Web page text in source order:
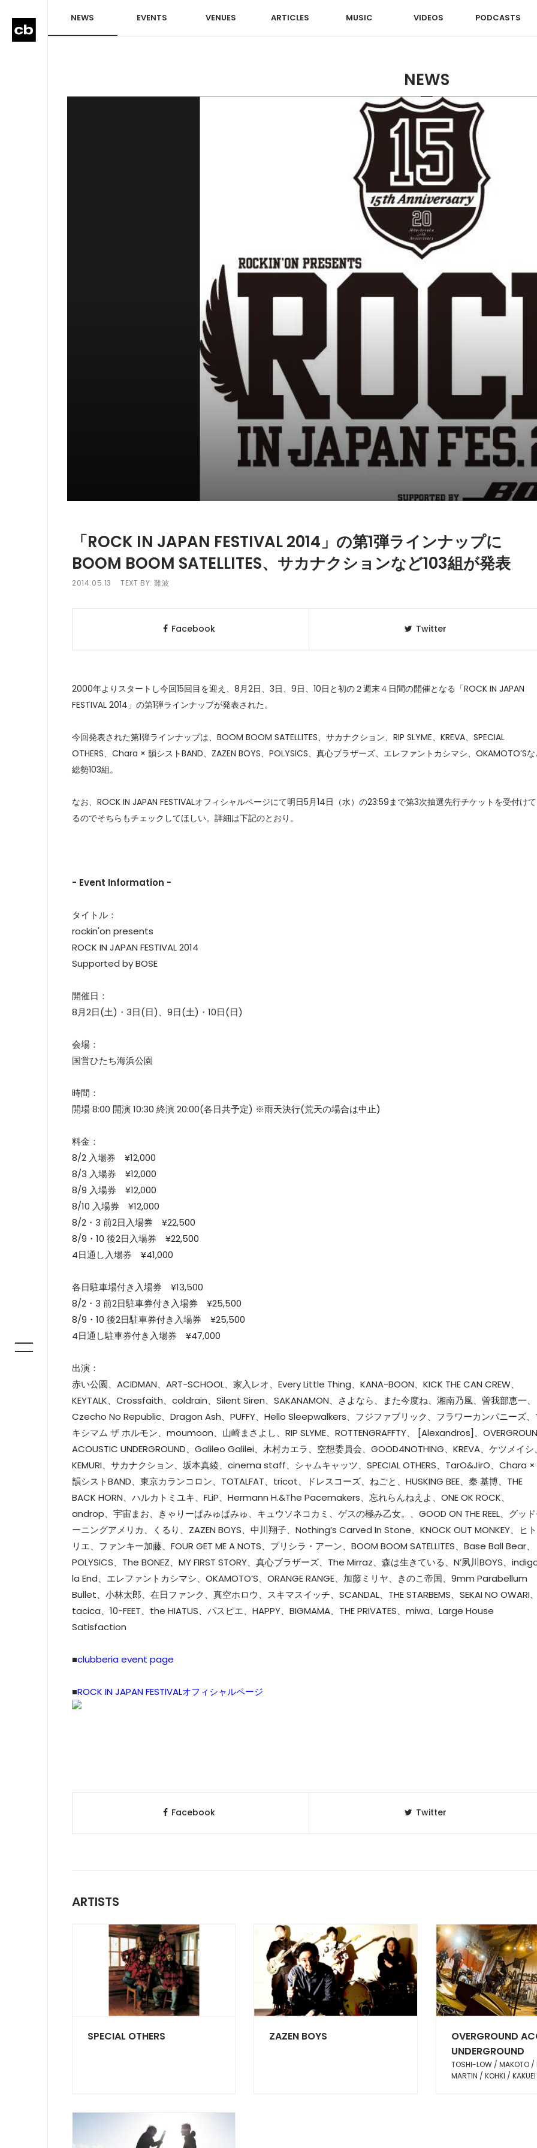
NEWS EVENTS VENUES ARTICLES MUSIC VIDEOS PODCASTS
NEWS
「ROCK IN JAPAN FESTIVAL 2014」の第1弾ラインナップに
BOOM BOOM SATELLITES、サカナクションなど103組が発表
2014.05.13 TEXT BY:難波
Facebook Twitter
2000年よりスタートし今回15回目を迎え、8月2日、3日、9日、10日と初の２週末４日間の開催となる「ROCK IN JAPAN
FESTIVAL 2014」の第1弾ラインナップが発表された。
今回発表された第1弾ラインナップは、BOOM BOOM SATELLITES、サカナクション、RIP SLYME、KREVA、SPECIAL
OTHERS、Chara × 韻シストBAND、ZAZEN BOYS、POLYSICS、真心ブラザーズ、エレファントカシマシ、OKAMOTO’S
総勢103組。
なお、ROCK IN JAPAN FESTIVALオフィシャルページにて明日5月14日（水）の23:59まで第3次抽選先行チケットを受付け
るのでそちらもチェックしてほしい。詳細は下記のとおり。
- Event Information -
タイトル：
rockin'on presents
ROCK IN JAPAN FESTIVAL 2014
Supported by BOSE
開催日：
8月2日(土)・3日(日)、9日(土)・10日(日)
会場：
国営ひたち海浜公園
時間：
開場 8:00 開演 10:30 終演 20:00(各日共予定) ※雨天決行(荒天の場合は中止)
料金：
8/2 入場券 ¥12,000
8/3 入場券 ¥12,000
8/9 入場券 ¥12,000
8/10 入場券 ¥12,000
8/2・3 前2日入場券 ¥22,500
8/9・10 後2日入場券 ¥22,500
4日通し入場券 ¥41,000
各日駐車場付き入場券 ¥13,500
8/2・3 前2日駐車券付き入場券 ¥25,500
8/9・10 後2日駐車券付き入場券 ¥25,500
4日通し駐車券付き入場券 ¥47,000
出演：
赤い公園、ACIDMAN、ART-SCHOOL、家入レオ、Every Little Thing、KANA-BOON、KICK THE CAN CREW、
KEYTALK、Crossfaith、coldrain、Silent Siren、SAKANAMON、さよなら、また今度ね、湘南乃風、曽我部恵一、
Czecho No Republic、Dragon Ash、PUFFY、Hello Sleepwalkers、フジファブリック、フラワーカンパニーズ、
キシマム ザ ホルモン、moumoon、山崎まさよし、RIP SLYME、ROTTENGRAFFTY、 [Alexandros]、
ACOUSTIC UNDERGROUND、Galileo Galilei、木村カエラ、空想委員会、GOOD4NOTHING、KREVA、ケツメイシ、
KEMURI、サカナクション、坂本真綾、cinema staff、シャムキャッツ、SPECIAL OTHERS、TarO&JirO、Chara ×
韻シストBAND、東京カランコロン、TOTALFAT、tricot、ドレスコーズ、ねごと、HUSKING BEE、秦 基博、THE
BACK HORN、ハルカトミユキ、FLiP、Hermann H.&The Pacemakers、忘れらんねえよ、ONE OK ROCK、
androp、宇宙まお、きゃりーぱみゅぱみゅ、キュウソネコカミ、ゲスの極み乙女。、GOOD ON THE REEL、グッ
ーニングアメリカ、くるり、ZAZEN BOYS、中川翔子、Nothing’s Carved In Stone、KNOCK OUT MONKEY、ヒト
リエ、ファンキー加藤、FOUR GET ME A NOTS、プリシラ・アーン、BOOM BOOM SATELLITES、Base Ball Bear、
POLYSICS、The BONEZ、MY FIRST STORY、真心ブラザーズ、The Mirraz、森は生きている、N’夙川BOYS、
la End、エレファントカシマシ、OKAMOTO’S、ORANGE RANGE、加藤ミリヤ、きのこ帝国、9mm Parabellum
Bullet、小林太郎、在日ファンク、真空ホロウ、スキマスイッチ、SCANDAL、THE STARBEMS、SEKAI NO OWARI、
tacica、10-FEET、the HIATUS、パスピエ、HAPPY、BIGMAMA、THE PRIVATES、miwa、Large House
Satisfaction
■clubberia event page
■ROCK IN JAPAN FESTIVALオフィシャルページ
Facebook Twitter
ARTISTS
SPECIAL OTHERS ZAZEN BOYS
OVERGROUND
UNDERGROUND
TOSHI-LOW / MAKOTO /
MARTIN / KOHKI / KAKUEI
年最新】